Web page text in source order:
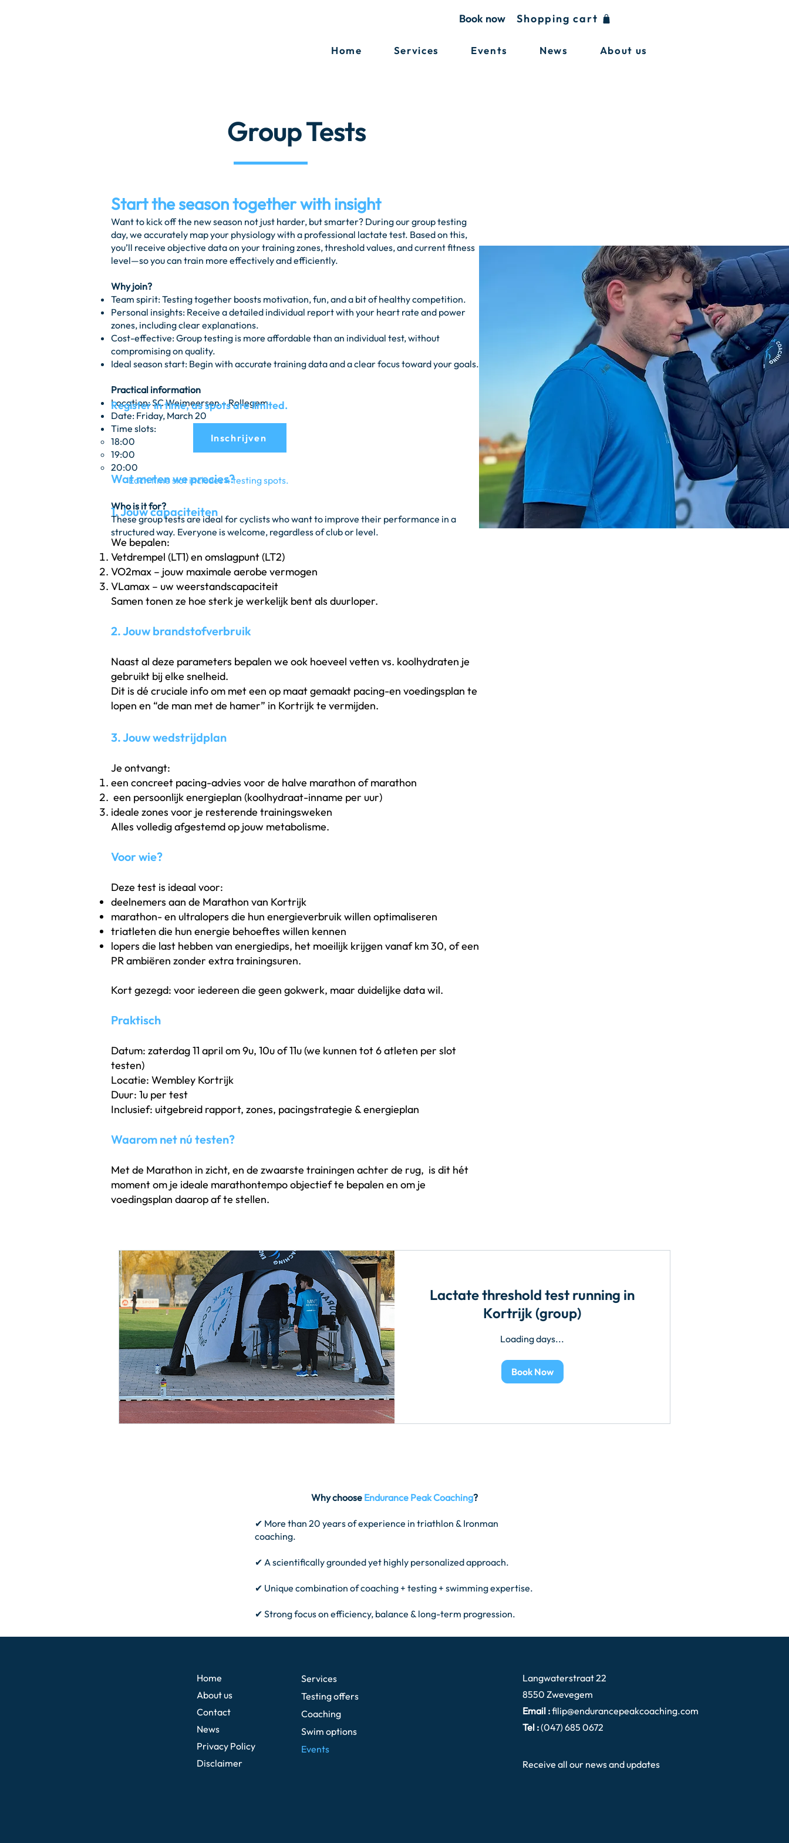
Book now Shopping cart
Home Services Events News About us
Group Tests
Start the season together with insight
Want to kick off the new season not just harder, but smarter? During our group testing
day, we accurately map your physiology with a professional lactate test. Based on this,
you’ll receive objective data on your training zones, threshold values, and current fitness
level—so you can train more effectively and efficiently.
Why join?
Team spirit: Testing together boosts motivation, fun, and a bit of healthy competition.
Personal insights: Receive a detailed individual report with your heart rate and power
zones, including clear explanations.
Cost-effective: Group testing is more affordable than an individual test, without
compromising on quality.
Ideal season start: Begin with accurate training data and a clear focus toward your goals.
Practical information
Location: SC Weimeersen – Rollegem
Date: Friday, March 20
Time slots:
18:00
19:00
20:00
Each time slot includes 4 testing spots.
Who is it for?
These group tests are ideal for cyclists who want to improve their performance in a
structured way. Everyone is welcome, regardless of club or level.
Register in time, as spots are limited.
Inschrijven
Wat meten we precies?
1. Jouw capaciteiten
We bepalen:
Vetdrempel (LT1) en omslagpunt (LT2)
VO2max – jouw maximale aerobe vermogen
VLamax – uw weerstandscapaciteit
Samen tonen ze hoe sterk je werkelijk bent als duurloper.
2. Jouw brandstofverbruik
Naast al deze parameters bepalen we ook hoeveel vetten vs. koolhydraten je
gebruikt bij elke snelheid.
Dit is dé cruciale info om met een op maat gemaakt pacing-en voedingsplan te
lopen en “de man met de hamer” in Kortrijk te vermijden.
3. Jouw wedstrijdplan
Je ontvangt:
een concreet pacing-advies voor de halve marathon of marathon
een persoonlijk energieplan (koolhydraat-inname per uur)
ideale zones voor je resterende trainingsweken
Alles volledig afgestemd op jouw metabolisme.
Voor wie?
Deze test is ideaal voor:
deelnemers aan de Marathon van Kortrijk
marathon- en ultralopers die hun energieverbruik willen optimaliseren
triatleten die hun energie behoeftes willen kennen
lopers die last hebben van energiedips, het moeilijk krijgen vanaf km 30, of een
PR ambiëren zonder extra trainingsuren.
Kort gezegd: voor iedereen die geen gokwerk, maar duidelijke data wil.
Praktisch
Datum: zaterdag 11 april om 9u, 10u of 11u (we kunnen tot 6 atleten per slot
testen)
Locatie: Wembley Kortrijk
Duur: 1u per test
Inclusief: uitgebreid rapport, zones, pacingstrategie & energieplan
Waarom net nú testen?
Met de Marathon in zicht, en de zwaarste trainingen achter de rug, is dit hét
moment om je ideale marathontempo objectief te bepalen en om je
voedingsplan daarop af te stellen.
Lactate threshold test running in
Kortrijk (group)
Loading days...
Book Now
Why choose Endurance Peak Coaching?
✔ More than 20 years of experience in triathlon & Ironman
coaching.
✔ A scientifically grounded yet highly personalized approach.
✔ Unique combination of coaching + testing + swimming expertise.
✔ Strong focus on efficiency, balance & long-term progression.
Home
About us
Contact
News
Privacy Policy
Disclaimer
Services
Testing offers
Coaching
Swim options
Events
Langwaterstraat 22
8550 Zwevegem
Email :filip@endurancepeakcoaching.com
Tel :(047) 685 0672
Receive all our news and updates